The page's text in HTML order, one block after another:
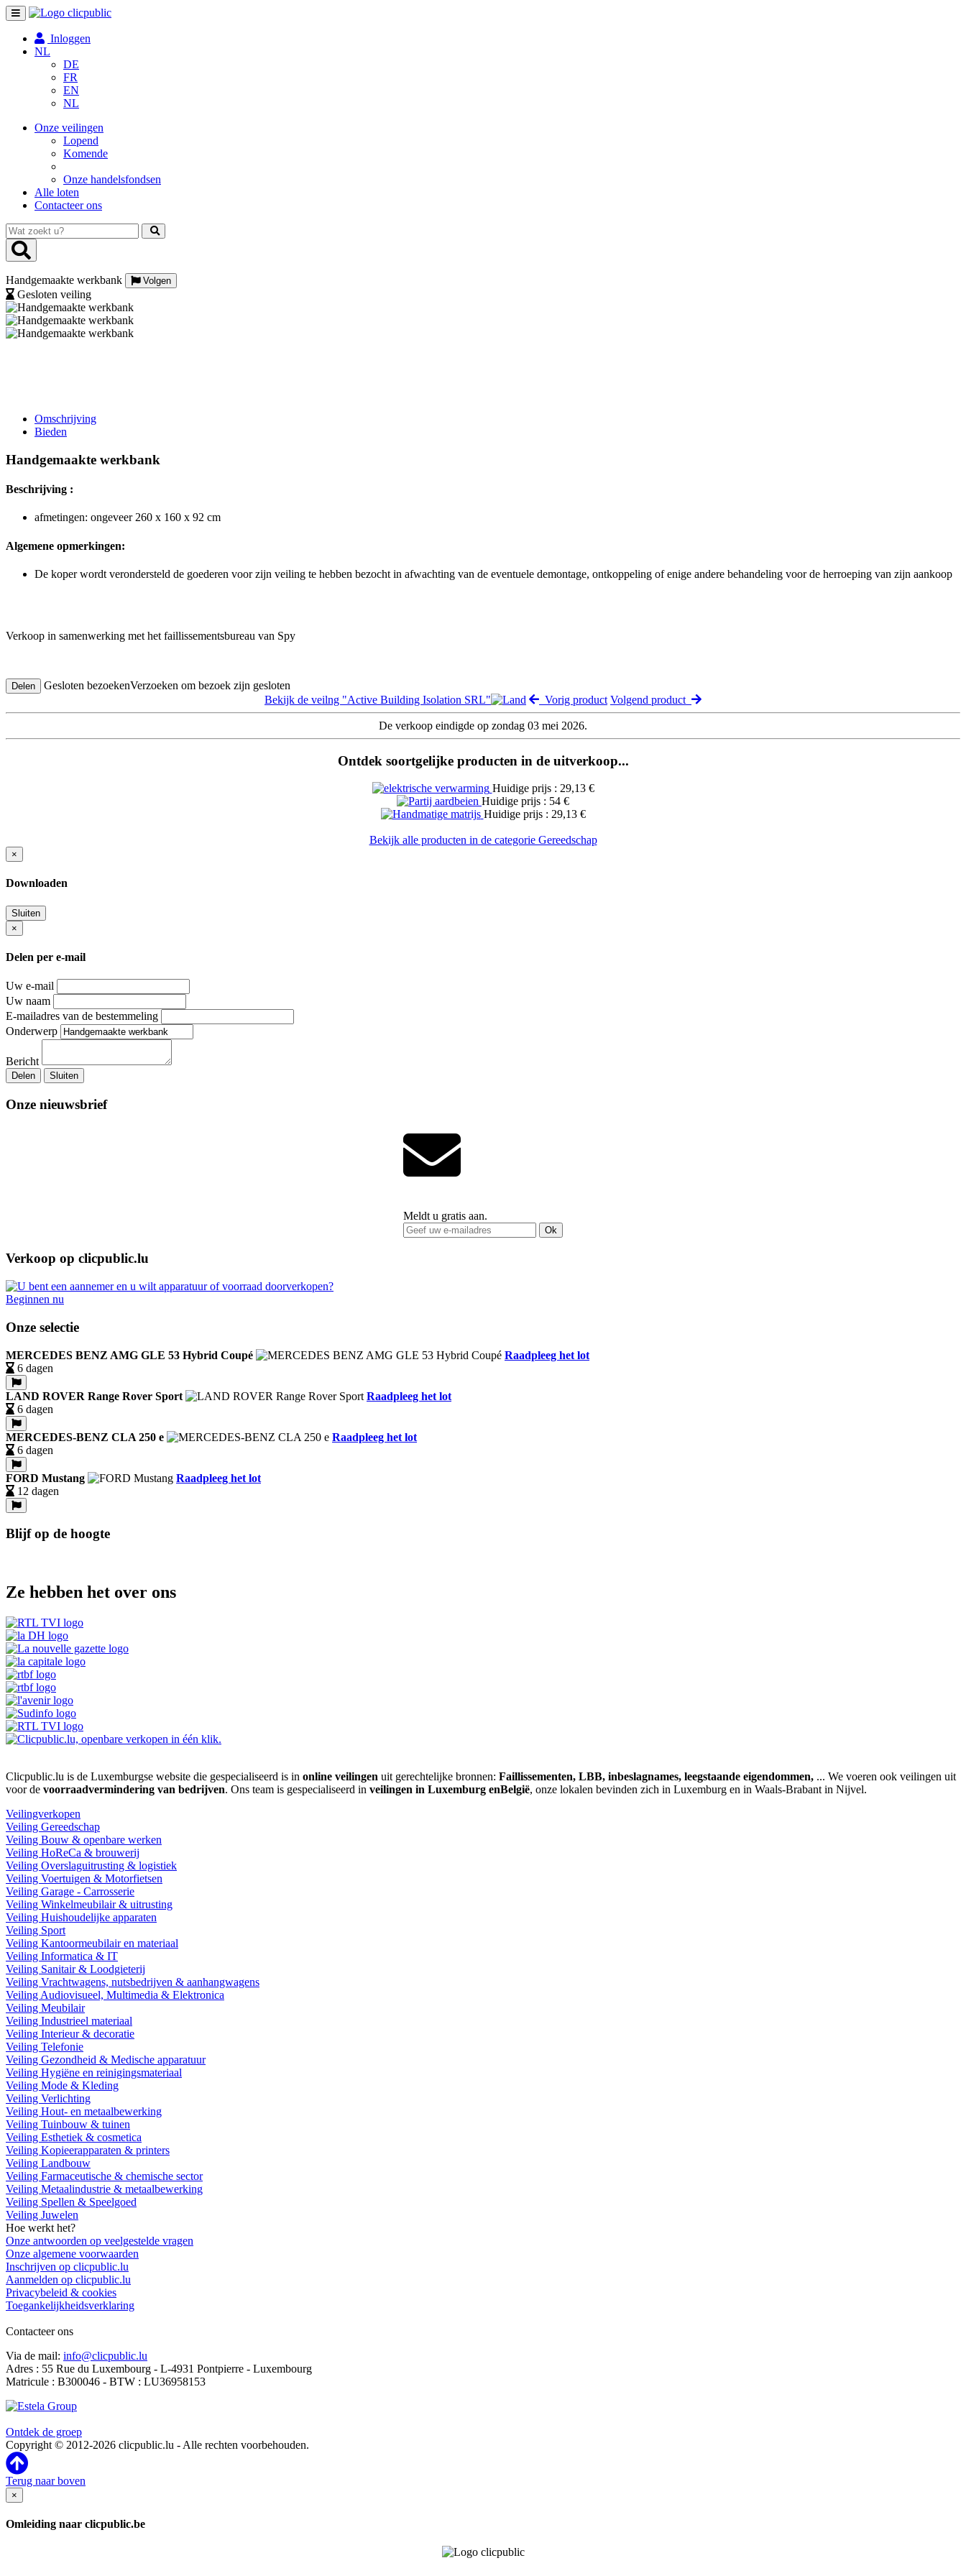
Toggle
navigation
Inloggen
NL
DE
FR
EN
NL
Onze veilingen
Lopend
Komende
Onze handelsfondsen
Alle loten
Contacteer ons
Wat
zoekt
u?
Handgemaakte werkbank Volgen
Gesloten veiling
Omschrijving
Bieden
Handgemaakte werkbank
Beschrijving :
afmetingen: ongeveer 260 x 160 x 92 cm
Algemene opmerkingen:
De koper wordt verondersteld de goederen voor zijn veiling te hebben bezocht in afwachting van de eventuele demontage, ontkoppeling of enige andere behandeling voor de herroeping van zijn aankoop
Verkoop in samenwerking met het faillissementsbureau van Spy
Delen Gesloten bezoekenVerzoeken om bezoek zijn gesloten
Bekijk de veilng "Active Building Isolation SRL"
Vorig product Volgend product
De verkoop eindigde op zondag 03 mei 2026.
Ontdek soortgelijke producten in de uitverkoop...
Huidige prijs : 29,13 €
Huidige prijs : 54 €
Huidige prijs : 29,13 €
Bekijk alle producten in de categorie Gereedschap
×
Downloaden
Sluiten
×
Delen per e-mail
Uw e-mail
Uw naam
E-mailadres van de bestemmeling
Onderwerp
Bericht
Delen Sluiten
Onze nieuwsbrief
Meldt u gratis aan.
Ok
Verkoop op clicpublic.lu
Beginnen nu
Onze selectie
MERCEDES BENZ AMG GLE 53 Hybrid Coupé
Raadpleeg het lot
6 dagen
LAND ROVER Range Rover Sport
Raadpleeg het lot
6 dagen
MERCEDES-BENZ CLA 250 e
Raadpleeg het lot
6 dagen
FORD Mustang
Raadpleeg het lot
12 dagen
Blijf op de hoogte
Ze hebben het over ons
Clicpublic.lu is de Luxemburgse website die gespecialiseerd is in online veilingen uit gerechtelijke bronnen: Faillissementen, LBB, inbeslagnames, leegstaande eigendommen, ... We voeren ook veilingen uit
voor de voorraadvermindering van bedrijven. Ons team is gespecialiseerd in veilingen in Luxemburg enBelgië, onze lokalen bevinden zich in Luxemburg en in Waals-Brabant in Nijvel.
Veilingverkopen
Veiling Gereedschap
Veiling Bouw & openbare werken
Veiling HoReCa & brouwerij
Veiling Overslaguitrusting & logistiek
Veiling Voertuigen & Motorfietsen
Veiling Garage - Carrosserie
Veiling Winkelmeubilair & uitrusting
Veiling Huishoudelijke apparaten
Veiling Sport
Veiling Kantoormeubilair en materiaal
Veiling Informatica & IT
Veiling Sanitair & Loodgieterij
Veiling Vrachtwagens, nutsbedrijven & aanhangwagens
Veiling Audiovisueel, Multimedia & Elektronica
Veiling Meubilair
Veiling Industrieel materiaal
Veiling Interieur & decoratie
Veiling Telefonie
Veiling Gezondheid & Medische apparatuur
Veiling Hygiëne en reinigingsmateriaal
Veiling Mode & Kleding
Veiling Verlichting
Veiling Hout- en metaalbewerking
Veiling Tuinbouw & tuinen
Veiling Esthetiek & cosmetica
Veiling Kopieerapparaten & printers
Veiling Landbouw
Veiling Farmaceutische & chemische sector
Veiling Metaalindustrie & metaalbewerking
Veiling Spellen & Speelgoed
Veiling Juwelen
Hoe werkt het?
Onze antwoorden op veelgestelde vragen
Onze algemene voorwaarden
Inschrijven op clicpublic.lu
Aanmelden op clicpublic.lu
Privacybeleid & cookies
Toegankelijkheidsverklaring
Contacteer ons
Via de mail: info@clicpublic.lu
Adres : 55 Rue du Luxembourg - L-4931 Pontpierre - Luxembourg
Matricule : B300046 - BTW : LU36958153
Ontdek de groep
Copyright © 2012-2026 clicpublic.lu - Alle rechten voorbehouden.
Terug naar boven
×
Omleiding naar clicpublic.be